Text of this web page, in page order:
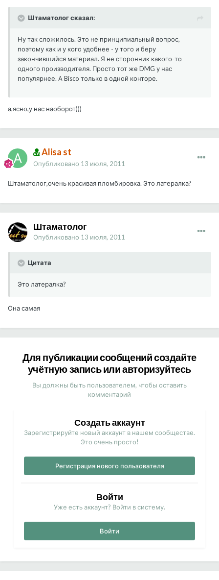
Штаматолог сказал:
Ну так сложилось. Это не принципиальный вопрос,
поэтому как и у кого удобнее - у того и беру
закончившийся материал. Я не сторонник какого-то
одного производителя. Просто тот же DMG у нас
популярнее. А Bisco только в одной конторе.
а,ясно,у нас наоборот)))
Alisa st
Опубликовано 13 июля, 2011
Штаматолог,очень красивая пломбировка. Это латералка?
Штаматолог
Опубликовано 13 июля, 2011
Цитата
Это латералка?
Она самая
Для публикации сообщений создайте
учётную запись или авторизуйтесь
Вы должны быть пользователем, чтобы оставить
комментарий
Создать аккаунт
Зарегистрируйте новый аккаунт в нашем сообществе.
Это очень просто!
Регистрация нового пользователя
Войти
Уже есть аккаунт? Войти в систему.
Войти